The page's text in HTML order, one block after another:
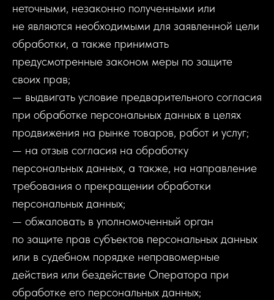
неточными, незаконно полученными или
не являются необходимыми для заявленной цели
обработки, а также принимать
предусмотренные законом меры по защите
своих прав;
— выдвигать условие предварительного согласия
при обработке персональных данных в целях
продвижения на рынке товаров, работ и услуг;
— на отзыв согласия на обработку
персональных данных, а также, на направление
требования о прекращении обработки
персональных данных;
— обжаловать в уполномоченный орган
по защите прав субъектов персональных данных
или в судебном порядке неправомерные
действия или бездействие Оператора при
обработке его персональных данных;